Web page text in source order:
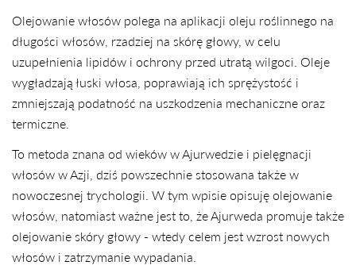
Olejowanie włosów polega na aplikacji oleju roślinnego na
długości włosów, rzadziej na skórę głowy, w celu
uzupełnienia lipidów i ochrony przed utratą wilgoci. Oleje
wygładzają łuski włosa, poprawiają ich sprężystość i
zmniejszają podatność na uszkodzenia mechaniczne oraz
termiczne.
To metoda znana od wieków w Ajurwedzie i pielęgnacji
włosów w Azji, dziś powszechnie stosowana także w
nowoczesnej trychologii. W tym wpisie opisuję olejowanie
włosów, natomiast ważne jest to, że Ajurweda promuje także
olejowanie skóry głowy - wtedy celem jest wzrost nowych
włosów i zatrzymanie wypadania.